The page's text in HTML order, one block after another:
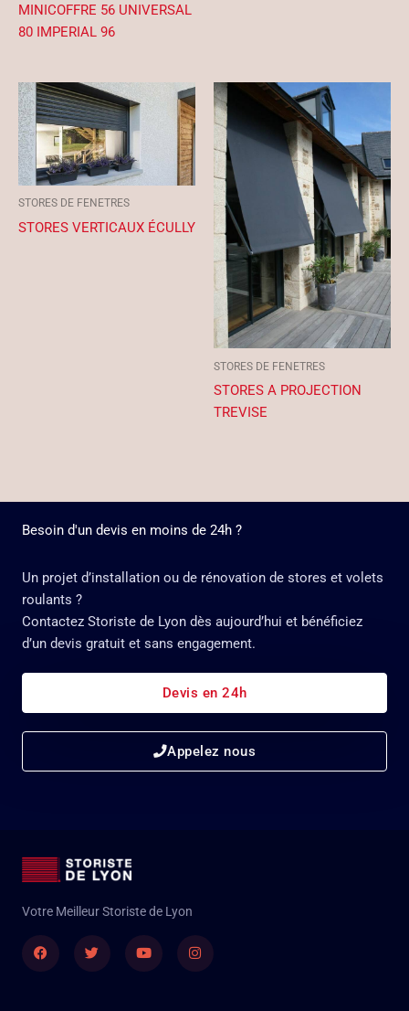
MINICOFFRE 56 UNIVERSAL
80 IMPERIAL 96
STORES DE FENETRES
STORES VERTICAUX ÉCULLY
STORES DE FENETRES
STORES A PROJECTION
TREVISE
Besoin d'un devis en moins de 24h ?
Un projet d’installation ou de rénovation de stores et volets
roulants ?
Contactez Storiste de Lyon dès aujourd’hui et bénéficiez
d’un devis gratuit et sans engagement.
Devis en 24h
Appelez nous
Votre Meilleur Storiste de Lyon
FacebookTwitter YoutubeInstagram